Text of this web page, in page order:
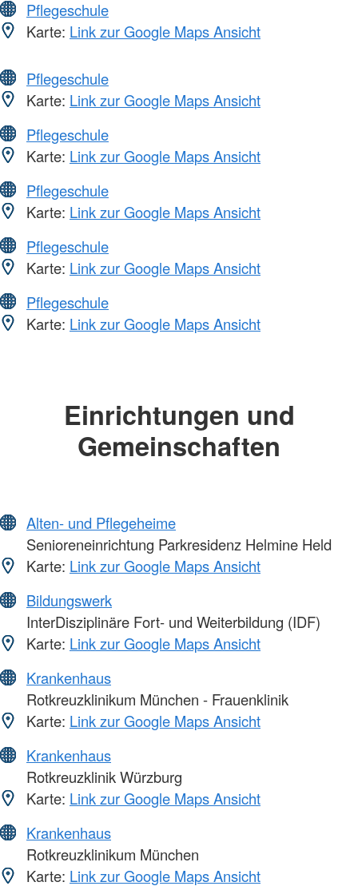
Pflegeschule
Karte: Link zur Google Maps Ansicht
Pflegeschule
Karte: Link zur Google Maps Ansicht
Pflegeschule
Karte: Link zur Google Maps Ansicht
Pflegeschule
Karte: Link zur Google Maps Ansicht
Pflegeschule
Karte: Link zur Google Maps Ansicht
Pflegeschule
Karte: Link zur Google Maps Ansicht
Einrichtungen und
Gemeinschaften
Alten- und Pflegeheime
Senioreneinrichtung Parkresidenz Helmine Held
Karte: Link zur Google Maps Ansicht
Bildungswerk
InterDisziplinäre Fort- und Weiterbildung (IDF)
Karte: Link zur Google Maps Ansicht
Krankenhaus
Rotkreuzklinikum München - Frauenklinik
Karte: Link zur Google Maps Ansicht
Krankenhaus
Rotkreuzklinik Würzburg
Karte: Link zur Google Maps Ansicht
Krankenhaus
Rotkreuzklinikum München
Karte: Link zur Google Maps Ansicht